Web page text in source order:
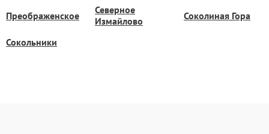
Преображенское
Северное
Измайлово
Соколиная Гора
Сокольники